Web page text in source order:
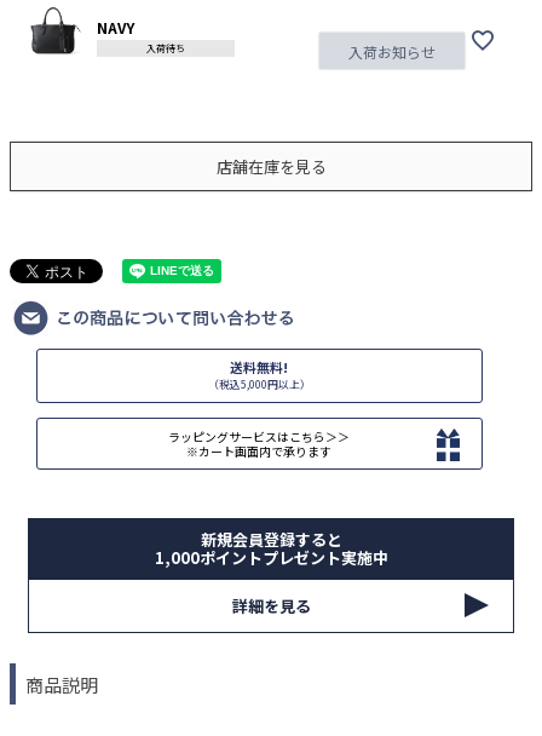
NAVY
入荷待ち 入荷お知らせ
店舗在庫を見る
送料無料!
（税込5,000円以上）
ラッピングサービスはこちら＞＞
※カート画面内で承ります
新規会員登録すると
1,000ポイントプレゼント実施中
詳細を見る
商品説明